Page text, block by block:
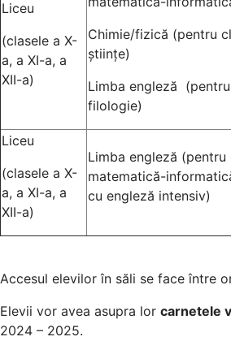
Liceu
(clasele a X-
a, a XI-a, a
XII-a)
Chimie/fizică (pentru
științe)
Limba engleză
filologie)
Liceu
(clasele a X-
a, a XI-a, a
XII-a)
Limba engleză (pentru
matematică-
cu engleză intensiv)
Accesul elevilor în săli se face între
Elevii vor avea asupra lor carnetele
2024 – 2025.